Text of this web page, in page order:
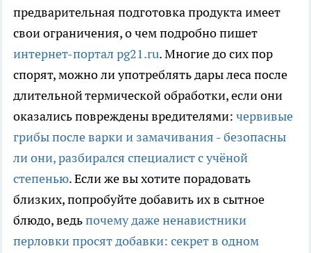
предварительная подготовка продукта имеет
свои ограничения, о чем подробно пишет
интернет-портал pg21.ru. Многие до сих пор
спорят, можно ли употреблять дары леса после
длительной термической обработки, если они
оказались повреждены вредителями: червивые
грибы после варки и замачивания - безопасны
ли они, разбирался специалист с учёной
степенью. Если же вы хотите порадовать
близких, попробуйте добавить их в сытное
блюдо, ведьпочему даже ненавистники
перловки просят добавки: секрет в одном